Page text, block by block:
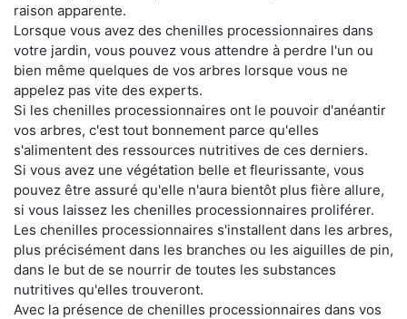
raison apparente.
Lorsque vous avez des chenilles processionnaires dans
votre jardin, vous pouvez vous attendre à perdre l'un ou
bien même quelques de vos arbres lorsque vous ne
appelez pas vite des experts.
Si les chenilles processionnaires ont le pouvoir d'anéantir
vos arbres, c'est tout bonnement parce qu'elles
s'alimentent des ressources nutritives de ces derniers.
Si vous avez une végétation belle et fleurissante, vous
pouvez être assuré qu'elle n'aura bientôt plus fière allure,
si vous laissez les chenilles processionnaires proliférer.
Les chenilles processionnaires s'installent dans les arbres,
plus précisément dans les branches ou les aiguilles de pin,
dans le but de se nourrir de toutes les substances
nutritives qu'elles trouveront.
Avec la présence de chenilles processionnaires dans vos